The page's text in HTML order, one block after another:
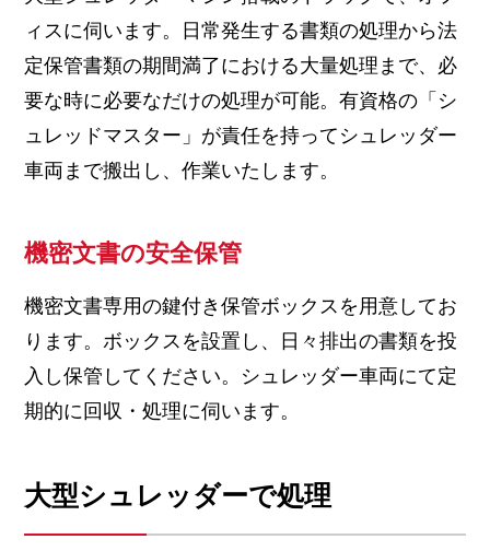
ィスに伺います。日常発生する書類の処理から法
定保管書類の期間満了における大量処理まで、必
要な時に必要なだけの処理が可能。有資格の「シ
ュレッドマスター」が責任を持ってシュレッダー
車両まで搬出し、作業いたします。
機密文書の安全保管
機密文書専用の鍵付き保管ボックスを用意してお
ります。ボックスを設置し、日々排出の書類を投
入し保管してください。シュレッダー車両にて定
期的に回収・処理に伺います。
大型シュレッダーで処理